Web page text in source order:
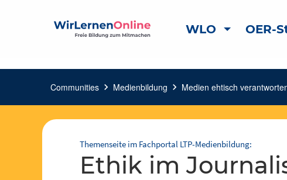
WLO OER-
Communities chevron_right Medienbildung chevron_right Medien ehtisch
Themenseite im Fachportal LTP-Medienbildung:
Ethik im